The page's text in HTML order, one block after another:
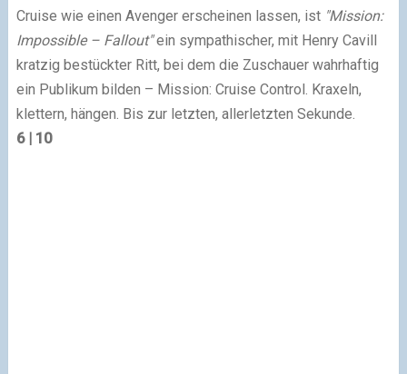
Cruise wie einen Avenger erscheinen lassen, ist "Mission:
Impossible – Fallout"ein sympathischer, mit Henry Cavill
kratzig bestückter Ritt, bei dem die Zuschauer wahrhaftig
ein Publikum bilden – Mission: Cruise Control. Kraxeln,
klettern, hängen. Bis zur letzten, allerletzten Sekunde.
6 | 10